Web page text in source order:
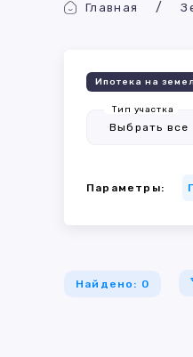
Главная
Ипотека на
Тип участка
Параметры:
Найдено: 0